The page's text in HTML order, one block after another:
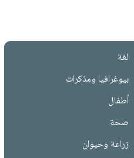
لغة
بيوغرافيا ومذكرات
أطفال
صحة
زراعة وحيوان